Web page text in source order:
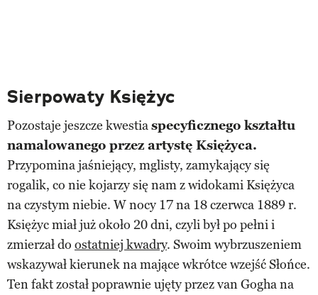
Sierpowaty Księżyc
Pozostaje jeszcze kwestiaspecyficznego kształtu
namalowanego przez artystę Księżyca.
Przypomina jaśniejący, mglisty, zamykający się
rogalik, co nie kojarzy się nam z widokami Księżyca
na czystym niebie. W nocy 17 na 18 czerwca 1889 r.
Księżyc miał już około 20 dni, czyli był po pełni i
zmierzał do ostatniej kwadry. Swoim wybrzuszeniem
wskazywał kierunek na mające wkrótce wzejść Słońce.
Ten fakt został poprawnie ujęty przez van Gogha na